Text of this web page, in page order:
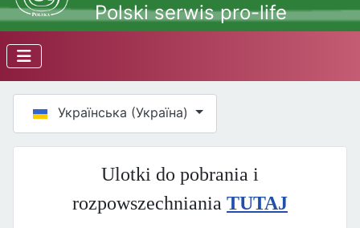
Polski serwis pro-life
Оберіть свою мову
Українська (Україна)
Ulotki do pobrania i
rozpowszechniania TUTAJ